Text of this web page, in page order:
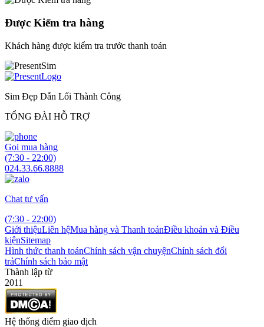
Được Kiểm tra hàng
Khách hàng được kiểm tra trước thanh toán
Sim Đẹp Dẫn Lối Thành Công
TỔNG ĐÀI HỖ TRỢ
Gọi mua hàng
(7:30 - 22:00)
024.33.66.8888
Chat tư vấn
(7:30 - 22:00)
Giới thiệuLiên hệMua hàng và Thanh toánĐiều khoản và Điều
kiệnSitemap
Hình thức thanh toánChính sách vận chuyệnChính sách đổi
trảChính sách bảo mật
Thành lập từ
2011
Hệ thống điểm giao dịch